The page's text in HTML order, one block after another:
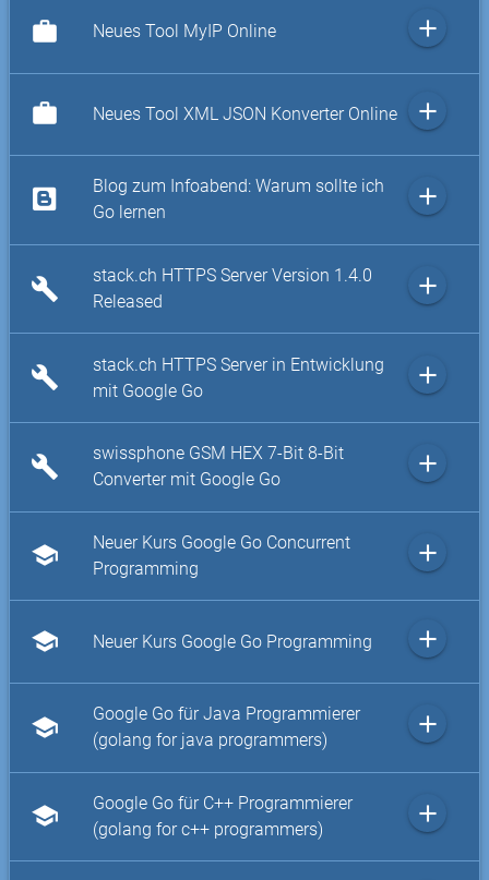
work Neues Tool MyIP Online add
work Neues Tool XML JSON Konverter Online add
Blog zum Infoabend: Warum sollte ich
Go lernen
add
build
stack.ch HTTPS Server Version 1.4.0
Released
add
build
stack.ch HTTPS Server in Entwicklung
mit Google Go
add
build
swissphone GSM HEX 7-Bit 8-Bit
Converter mit Google Go
add
school
Neuer Kurs Google Go Concurrent
Programming
add
school Neuer Kurs Google Go Programming add
school
Google Go für Java Programmierer
(golang for java programmers)
add
school
Google Go für C++ Programmierer
(golang for c++ programmers)
add